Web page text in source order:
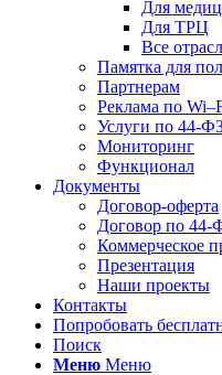
Для
Для ТРЦ
Все
Памятка для
Партнерам
Реклама по
Услуги по 44-
Мониторинг
Функционал
Документы
Договор-оферта
Договор по
Коммерческое
Презентация
Наши проекты
Контакты
Попробовать
Поиск
Меню Меню